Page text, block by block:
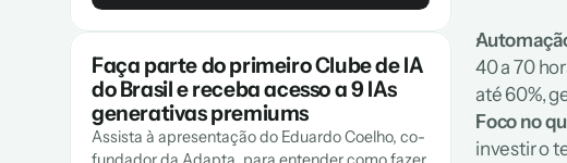
Faça parte do primeiro Clube de IA
do Brasil e receba acesso a 9 IAs
generativas premiums
Assista à apresentação do Eduardo Coelho, co-
40 a 70
até 60%,
Foco no
investir o